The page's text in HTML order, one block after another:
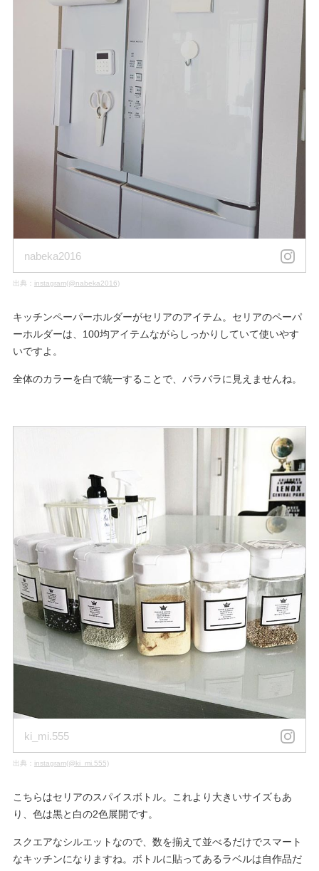
nabeka2016
出典： instagram(@nabeka2016)
キッチンペーパーホルダーがセリアのアイテム。セリアのペーパ
ーホルダーは、100均アイテムながらしっかりしていて使いやす
いですよ。
全体のカラーを白で統一することで、バラバラに見えませんね。
ki_mi.555
出典： instagram(@ki_mi.555)
こちらはセリアのスパイスボトル。これより大きいサイズもあ
り、色は黒と白の2色展開です。
スクエアなシルエットなので、数を揃えて並べるだけでスマート
なキッチンになりますね。ボトルに貼ってあるラベルは自作品だ